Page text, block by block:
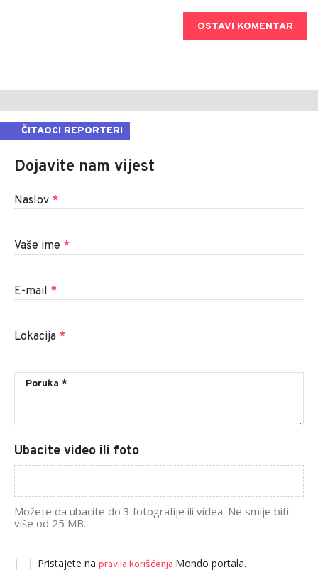
OSTAVI KOMENTAR
ČITAOCI REPORTERI
Dojavite nam vijest
Naslov *
Vaše ime *
E-mail *
Lokacija *
Ubacite video ili foto
Možete da ubacite do 3 fotografije ili videa. Ne smije biti
više od 25 MB.
Pristajete na pravila korišćenja Mondo portala.